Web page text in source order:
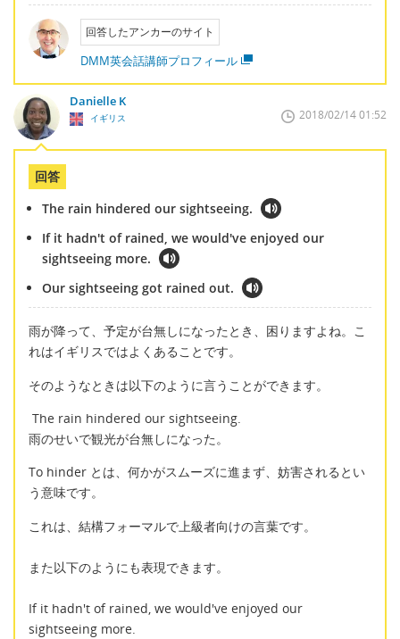
回答したアンカーのサイト
DMM英会話講師プロフィール
Danielle K
イギリス 2018/02/14 01:52
回答
The rain hindered our sightseeing.
If it hadn't of rained, we would've enjoyed our
sightseeing more.
Our sightseeing got rained out.
雨が降って、予定が台無しになったとき、困りますよね。こ
れはイギリスではよくあることです。
そのようなときは以下のように言うことができます。
The rain hindered our sightseeing.
雨のせいで観光が台無しになった。
To hinder とは、何かがスムーズに進まず、妨害されるとい
う意味です。
これは、結構フォーマルで上級者向けの言葉です。
また以下のようにも表現できます。
If it hadn't of rained, we would've enjoyed our
sightseeing more.